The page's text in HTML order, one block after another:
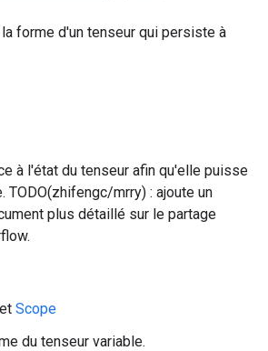
forme d'un tenseur qui persiste à
à l'état du tenseur afin qu'elle puisse
TODO(zhifengc/mrry) : ajoute un
plus détaillé sur le partage
Scope
du tenseur variable.